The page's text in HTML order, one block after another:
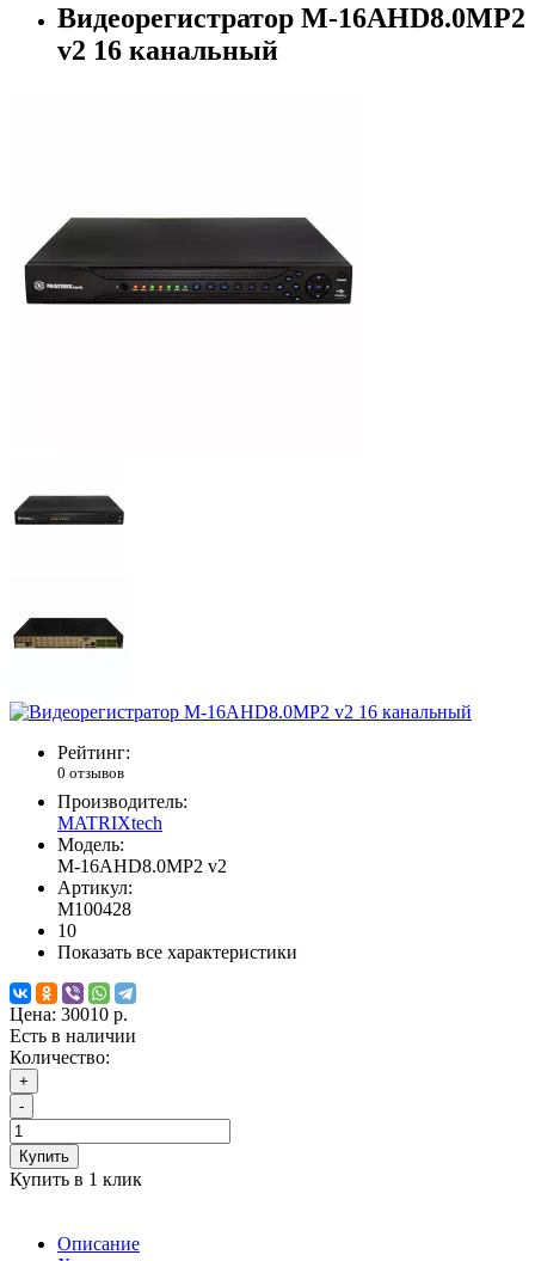
Видеорегистратор M-16AHD8.0MP2
v2 16 канальный
Рейтинг:
0 отзывов
Производитель:
MATRIXtech
Модель:
M-16AHD8.0MP2 v2
Артикул:
M100428
10
Показать все характеристики
Цена: 30010 р.
Есть в наличии
Количество:
+
-
Купить
Купить в 1 клик
Описание